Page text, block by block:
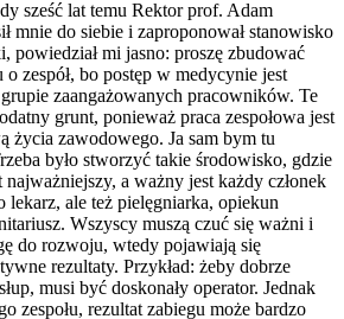
sześć lat temu Rektor prof. Adam
mnie do siebie i zaproponował stanowisko
powiedział mi jasno: proszę zbudować
o zespół, bo postęp w medycynie jest
zaangażowanych pracowników. Te
grunt, ponieważ praca zespołowa jest
życia zawodowego. Ja sam bym tu
było stworzyć takie środowisko, gdzie
a ważny jest każdy członek
lekarz, ale też pielęgniarka, opiekun
Wszyscy muszą czuć się ważni i
do rozwoju, wtedy pojawiają się
rezultaty. Przykład: żeby dobrze
łup, musi być doskonały operator. Jednak
zespołu, rezultat zabiegu może bardzo